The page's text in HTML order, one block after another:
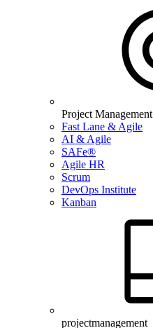
Project Management
Fast Lane & Agile
AI & Agile
SAFe®
Agile HR
Scrum
DevOps Institute
Kanban
projectmanagement